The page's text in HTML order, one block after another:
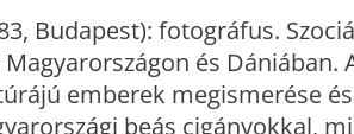
Budapest): fotográfus.
és
emberek megismerése
beás cigányokkal,